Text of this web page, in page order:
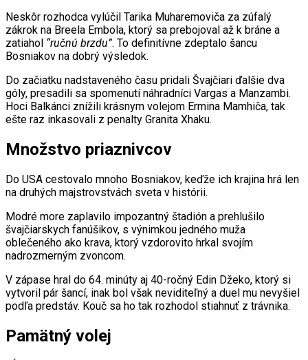
Neskôr rozhodca vylúčil Tarika Muharemoviča za zúfalý
zákrok na Breela Embola, ktorý sa prebojoval až k bráne a
zatiahol “ručnú brzdu”. To definitívne zdeptalo šancu
Bosniakov na dobrý výsledok.
Do začiatku nadstaveného času pridali Švajčiari ďalšie dva
góly, presadili sa spomenutí náhradníci Vargas a Manzambi.
Hoci Balkánci znížili krásnym volejom Ermina Mamhiča, tak
ešte raz inkasovali z penalty Granita Xhaku.
Množstvo priaznivcov
Do USA cestovalo mnoho Bosniakov, keďže ich krajina hrá len
na druhých majstrovstvách sveta v histórii.
Modré more zaplavilo impozantný štadión a prehlušilo
švajčiarskych fanúšikov, s výnimkou jedného muža
oblečeného ako krava, ktorý vzdorovito hrkal svojím
nadrozmerným zvoncom.
V zápase hral do 64. minúty aj 40-ročný Edin Džeko, ktorý si
vytvoril pár šancí, inak bol však neviditeľný a duel mu nevyšiel
podľa predstáv. Kouč sa ho tak rozhodol stiahnuť z trávnika.
Pamätný volej